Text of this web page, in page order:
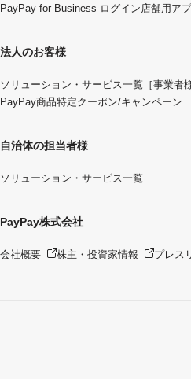
PayPay for Business ログイン店舗用ア
法人のお客様
ソリューション・サービス一覧 ［事業者
PayPay商品特定クーポン/キャンペーン
自治体の担当者様
ソリューション・サービス一覧
PayPay株式会社
会社概要 株主・投資家情報 プレス